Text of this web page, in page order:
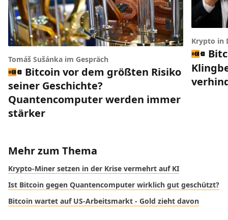
Tomáš Sušánka im Gespräch
Bitcoin vor dem größten Risiko
seiner Geschichte?
Quantencomputer werden immer
stärker
Krypto in
Mehr zum Thema
Krypto-Miner setzen in der Krise vermehrt auf KI
Ist Bitcoin gegen Quantencomputer wirklich gut geschützt?
Bitcoin wartet auf US-Arbeitsmarkt - Gold zieht davon